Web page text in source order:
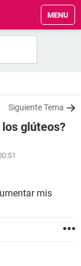
MENU
Siguiente Tema
glúteos?
mis